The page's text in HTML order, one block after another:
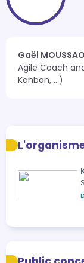
Gaël
Agile Coach
Kanban, ...)